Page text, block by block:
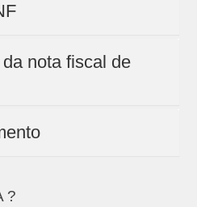
nota fiscal de
?